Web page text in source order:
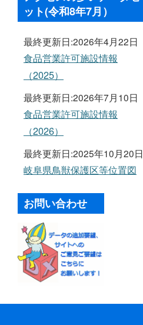
ット(令和8年7月）
最終更新日:2026年4月22日
食品営業許可施設情報
（2025）
最終更新日:2026年7月10日
食品営業許可施設情報
（2026）
最終更新日:2025年10月20日
岐阜県鳥獣保護区等位置図
お問い合わせ